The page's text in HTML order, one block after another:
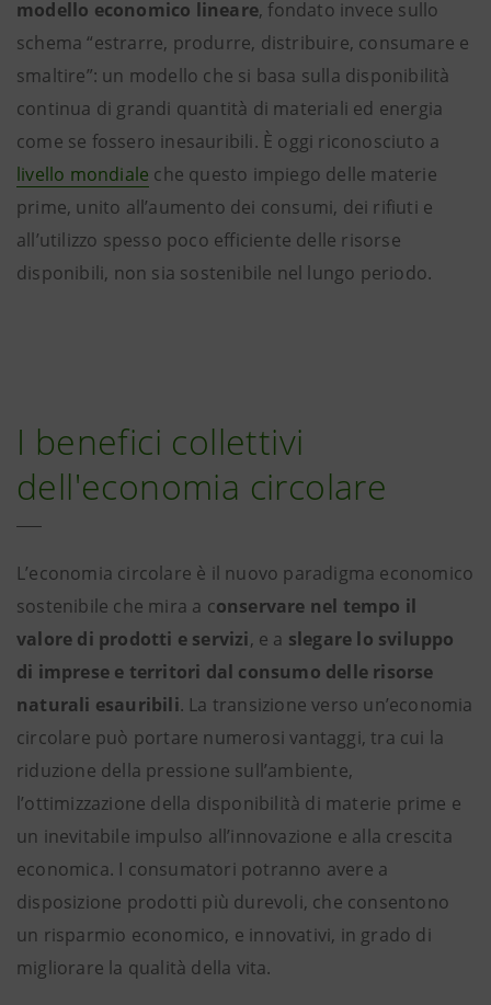
modello economico lineare, fondato invece sullo
schema “estrarre, produrre, distribuire, consumare e
smaltire”: un modello che si basa sulla disponibilità
continua di grandi quantità di materiali ed energia
come se fossero inesauribili. È oggi riconosciuto a
livello mondiale che questo impiego delle materie
prime, unito all’aumento dei consumi, dei rifiuti e
all’utilizzo spesso poco efficiente delle risorse
disponibili, non sia sostenibile nel lungo periodo.
I benefici collettivi
dell'economia circolare
L’economia circolare è il nuovo paradigma economico
sostenibile che mira a conservare nel tempo il
valore di prodotti e servizi, e a slegare lo sviluppo
di imprese e territori dal consumo delle risorse
naturali esauribili. La transizione verso un’economia
circolare può portare numerosi vantaggi, tra cui la
riduzione della pressione sull’ambiente,
l’ottimizzazione della disponibilità di materie prime e
un inevitabile impulso all’innovazione e alla crescita
economica. I consumatori potranno avere a
disposizione prodotti più durevoli, che consentono
un risparmio economico, e innovativi, in grado di
migliorare la qualità della vita.